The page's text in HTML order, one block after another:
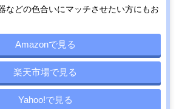
などの色合いにマッチさせたい方にもお
Amazonで見る
楽天市場で見る
Yahoo!で見る